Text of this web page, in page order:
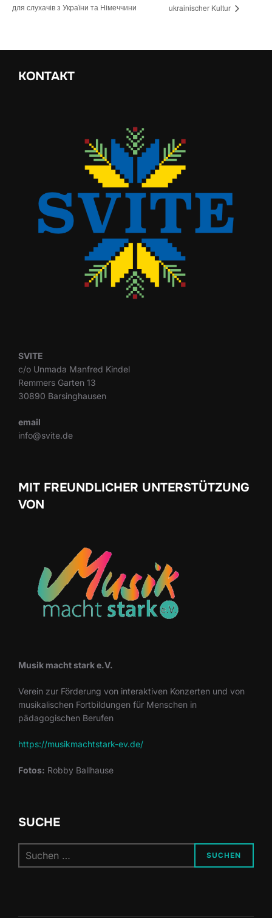
для слухачів з України та Німеччини
ukrainischer Kultur
KONTAKT
SVITE
c/o Unmada Manfred Kindel
Remmers Garten 13
30890 Barsinghausen
email
info@svite.de
MIT FREUNDLICHER UNTERSTÜTZUNG
VON
Musik macht stark e.V.
Verein zur Förderung von interaktiven Konzerten und von
musikalischen Fortbildungen für Menschen in
pädagogischen Berufen
https://musikmachtstark-ev.de/
Fotos: Robby Ballhause
SUCHE
nach:
SUCHEN